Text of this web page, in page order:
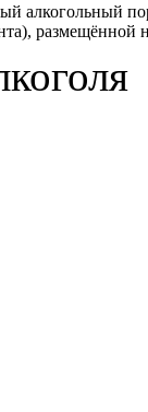
алкогольный
размещённой